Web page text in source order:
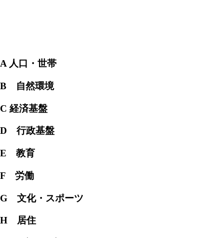
A 人口・世帯
B 自然環境
C 経済基盤
D 行政基盤
E 教育
F 労働
G 文化・スポーツ
H 居住